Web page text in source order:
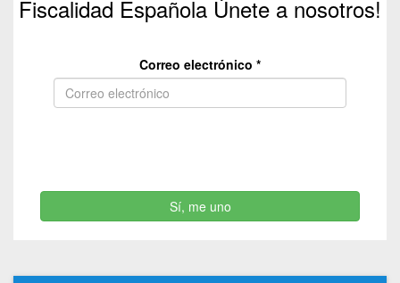
Fiscalidad Española Únete a nosotros!
Correo electrónico *
Sí, me uno